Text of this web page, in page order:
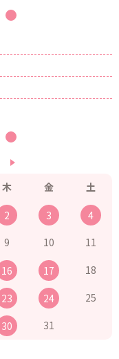
木 金 土
2 3
4
9 10
11
16 17
18
23 24
25
30 31